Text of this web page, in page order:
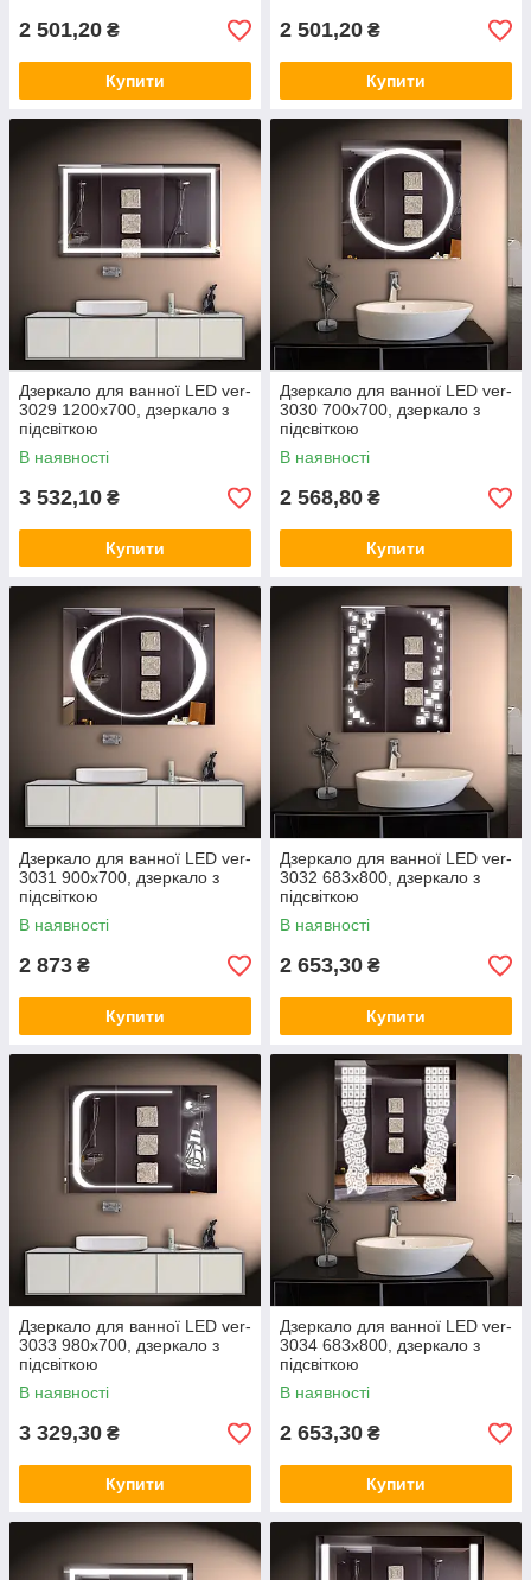
2 501,20 ₴
Купити
2 501,20 ₴
Купити
Дзеркало для ванної LED ver-
3029 1200х700, дзеркало з
підсвіткою
В наявності
3 532,10 ₴
Купити
Дзеркало для ванної LED ver-
3030 700х700, дзеркало з
підсвіткою
В наявності
2 568,80 ₴
Купити
Дзеркало для ванної LED ver-
3031 900х700, дзеркало з
підсвіткою
В наявності
2 873 ₴
Купити
Дзеркало для ванної LED ver-
3032 683х800, дзеркало з
підсвіткою
В наявності
2 653,30 ₴
Купити
Дзеркало для ванної LED ver-
3033 980х700, дзеркало з
підсвіткою
В наявності
3 329,30 ₴
Купити
Дзеркало для ванної LED ver-
3034 683х800, дзеркало з
підсвіткою
В наявності
2 653,30 ₴
Купити